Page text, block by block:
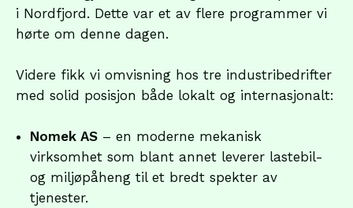
i Nordfjord. Dette var et av flere programmer vi
hørte om denne dagen.
Videre fikk vi omvisning hos tre industribedrifter
med solid posisjon både lokalt og internasjonalt:
Nomek AS – en moderne mekanisk
virksomhet som blant annet leverer lastebil-
og miljøpåheng til et bredt spekter av
tjenester.